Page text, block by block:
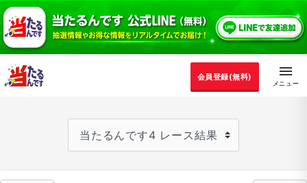
会員登録(無料)